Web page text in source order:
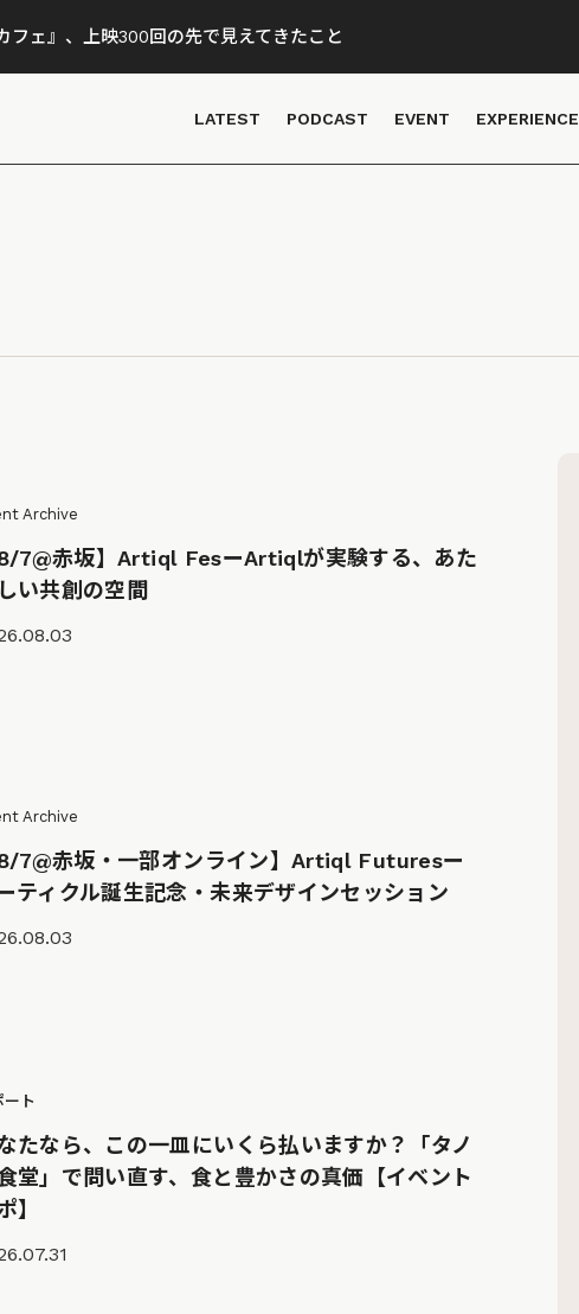
フェ』、上映300回の先で見えてきたこと
LATEST PODCAST EVENT EXPERIENCE
Archive
8/7@赤坂】Artiql FesーArtiqlが実験する、あた
い共創の空間
Archive
8/7@赤坂・一部オンライン】Artiql Futuresー
ティクル誕生記念・未来デザインセッション
ート
たなら、この一皿にいくら払いますか？「タノ
堂」で問い直す、食と豊かさの真価【イベント
】